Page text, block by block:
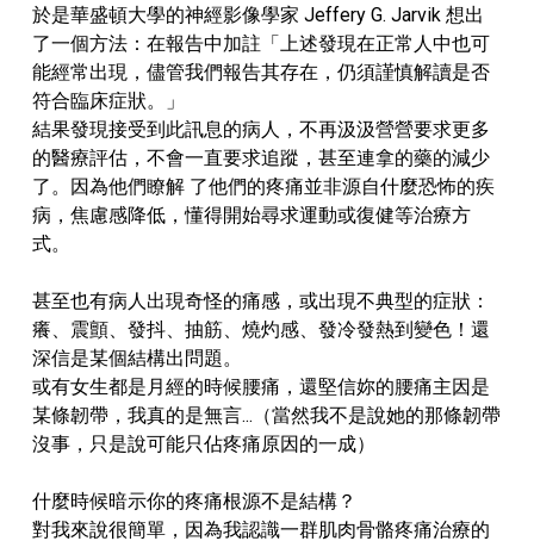
於是華盛頓大學的神經影像學家 Jeffery G. Jarvik 想出
了一個方法：在報告中加註「上述發現在正常人中也可
能經常出現，儘管我們報告其存在，仍須謹慎解讀是否
符合臨床症狀。」
結果發現接受到此訊息的病人，不再汲汲營營要求更多
的醫療評估，不會一直要求追蹤，甚至連拿的藥的減少
了。因為他們瞭解 了他們的疼痛並非源自什麼恐怖的疾
病，焦慮感降低，懂得開始尋求運動或復健等治療方
式。
甚至也有病人出現奇怪的痛感，或出現不典型的症狀：
癢、震顫、發抖、抽筋、燒灼感、發冷發熱到變色！還
深信是某個結構出問題。
或有女生都是月經的時候腰痛，還堅信妳的腰痛主因是
某條韌帶，我真的是無言...（當然我不是說她的那條韌帶
沒事，只是說可能只佔疼痛原因的一成）
什麼時候暗示你的疼痛根源不是結構？
對我來說很簡單，因為我認識一群肌肉骨骼疼痛治療的